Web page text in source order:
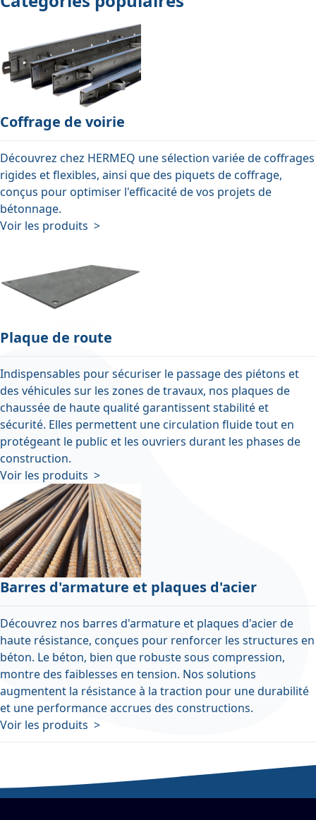
Coffrage de voirie
Découvrez chez HERMEQ une sélection variée de coffrages
rigides et flexibles, ainsi que des piquets de coffrage,
conçus pour optimiser l'efficacité de vos projets de
bétonnage.
Voir les produits >
Plaque de route
Indispensables pour sécuriser le passage des piétons et
des véhicules sur les zones de travaux, nos plaques de
chaussée de haute qualité garantissent stabilité et
sécurité. Elles permettent une circulation fluide tout en
protégeant le public et les ouvriers durant les phases de
construction.
Voir les produits >
Barres d'armature et plaques d'acier
Découvrez nos barres d'armature et plaques d'acier de
haute résistance, conçues pour renforcer les structures en
béton. Le béton, bien que robuste sous compression,
montre des faiblesses en tension. Nos solutions
augmentent la résistance à la traction pour une durabilité
et une performance accrues des constructions.
Voir les produits >